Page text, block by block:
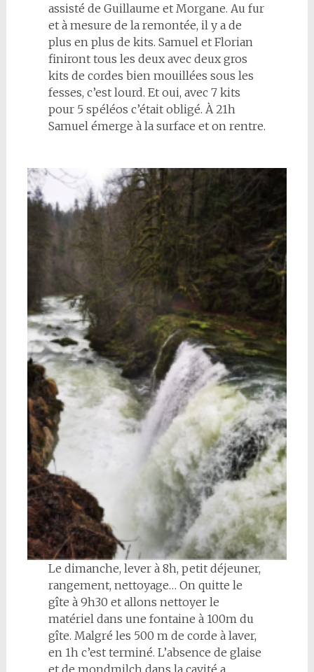
assisté de Guillaume et Morgane. Au fur
et à mesure de la remontée, il y a de
plus en plus de kits. Samuel et Florian
finiront tous les deux avec deux gros
kits de cordes bien mouillées sous les
fesses, c’est lourd. Et oui, avec 7 kits
pour 5 spéléos c’était obligé. À 21h
Samuel émerge à la surface et on rentre.
Le dimanche, lever à 8h, petit déjeuner,
rangement, nettoyage… On quitte le
gîte à 9h30 et allons nettoyer le
matériel dans une fontaine à 100m du
gîte. Malgré les 500 m de corde à laver,
en 1h c’est terminé. L’absence de glaise